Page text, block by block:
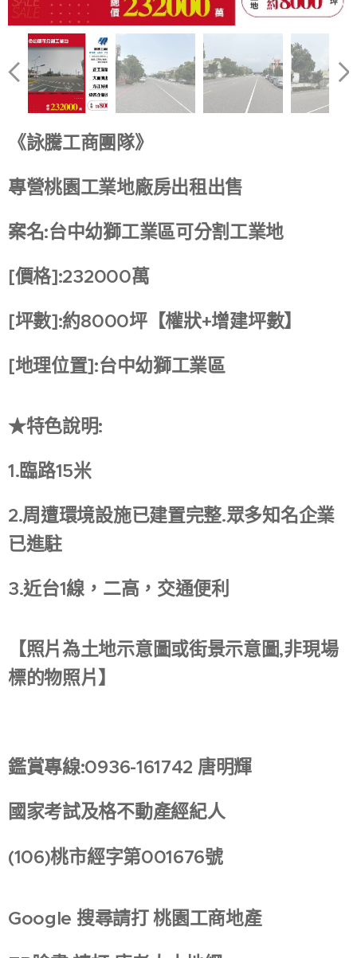
《詠騰工商團隊》
專營桃園工業地廠房出租出售
案名:台中幼獅工業區可分割工業地
[價格]:232000萬
[坪數]:約8000坪【權狀+增建坪數】
[地理位置]:台中幼獅工業區
★特色說明:
1.臨路15米
2.周遭環境設施已建置完整.眾多知名企業
已進駐
3.近台1線，二高，交通便利
【照片為土地示意圖或街景示意圖,非現場
標的物照片】
鑑賞專線:0936-161742 唐明輝
國家考試及格不動產經紀人
(106)桃市經字第001676號
Google 搜尋請打 桃園工商地產